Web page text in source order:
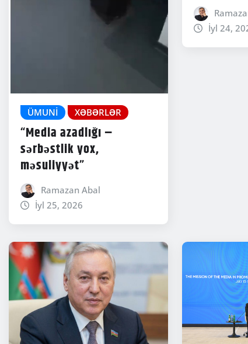
ÜMUNI XƏBƏRLƏR
“Media azadlığı –
sərbəstlik yox,
məsuliyyət”
Ramazan Abal
İyl 25, 2026
İyl 24,